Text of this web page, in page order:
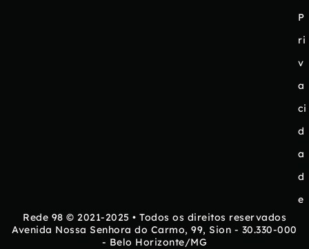
P
ri
v
a
ci
d
a
d
e
Rede 98 © 2021-2025 • Todos os direitos reservados
Avenida Nossa Senhora do Carmo, 99, Sion - 30.330-000
- Belo Horizonte/MG